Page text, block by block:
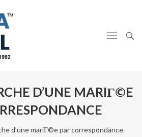
D’UNE MARIГ©E
d’une mariГ©e par correspondance